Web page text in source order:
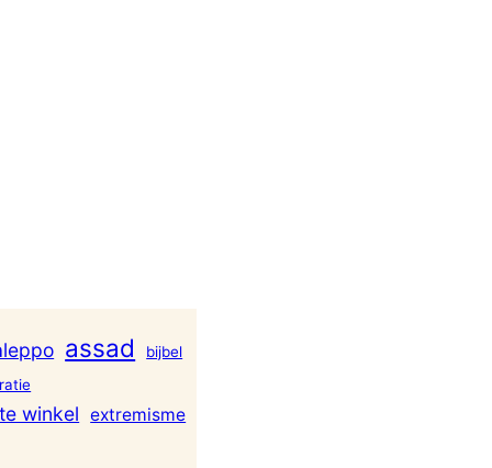
assad
bijbel
winkel extremisme